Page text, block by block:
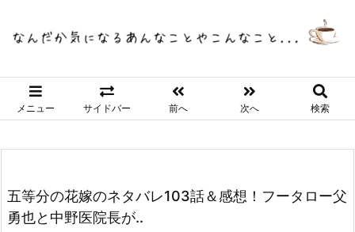
メニュー サイドバー 前へ 次へ 検索
五等分の花嫁のネタバレ103話＆感想！フータロー父
勇也と中野医院長が..